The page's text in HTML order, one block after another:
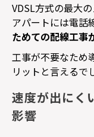
VDSL方式の最大
アパートには電話
ためての配線工事
工事が不要なため
リットと言えるで
速度が出にく
影響